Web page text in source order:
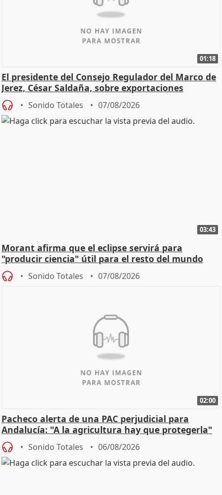
01:18
El presidente del Consejo Regulador del Marco de
Jerez, César Saldaña, sobre exportaciones
Sonido Totales 07/08/2026
03:43
Morant afirma que el eclipse servirá para
"producir ciencia" útil para el resto del mundo
Sonido Totales 07/08/2026
02:00
Pacheco alerta de una PAC perjudicial para
Andalucía: "A la agricultura hay que protegerla"
Sonido Totales 06/08/2026